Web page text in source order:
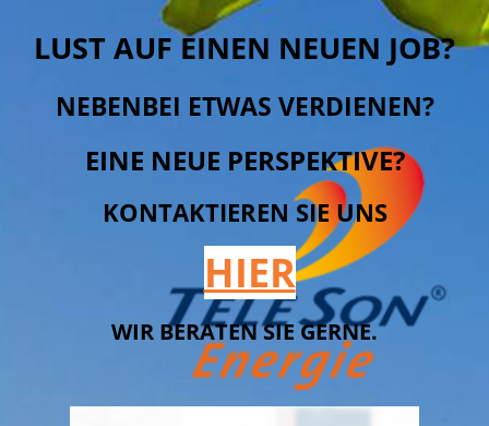
LUST AUF EINEN NEUEN JOB?
NEBENBEI ETWAS VERDIENEN?
EINE NEUE PERSPEKTIVE?
KONTAKTIEREN SIE UNS
HIER
WIR BERATEN SIE GERNE.